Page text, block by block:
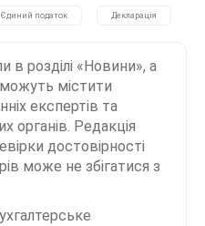
Єдиний податок Декларація
в розділі «Новини», а
містити
експертів та
органів. Редакція
достовірності
може не збігатися з